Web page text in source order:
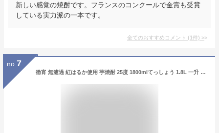
新しい感覚の焼酎です。フランスのコンクールで金賞も受賞
している実力派の一本です。
全てのおすすめコメント (1件) >
no. 7
徹宵 無濾過 紅はるか使用 芋焼酎 25度 1800mlてっしょう 1.8L 一升 限定 限定品 いも焼酎 熊本 新焼酎 季節限定 赤芋